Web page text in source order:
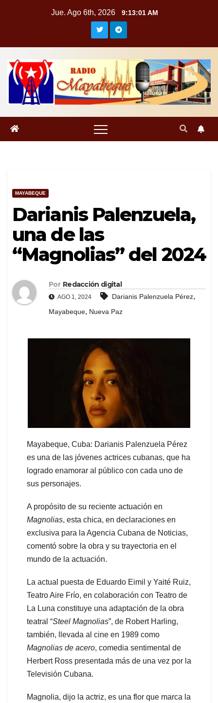
Jue. Ago 6th, 2026 9:13:02 AM
MAYABEQUE
Darianis Palenzuela,
una de las
“Magnolias” del 2024
Por Redacción digital
AGO 1, 2024 Darianis Palenzuela Pérez,
Mayabeque, Nueva Paz
Mayabeque, Cuba: Darianis Palenzuela Pérez
es una de las jóvenes actrices cubanas, que ha
logrado enamorar al público con cada uno de
sus personajes.
A propósito de su reciente actuación en
Magnolias, esta chica, en declaraciones en
exclusiva para la Agencia Cubana de Noticias,
comentó sobre la obra y su trayectoria en el
mundo de la actuación.
La actual puesta de Eduardo Eimil y Yaité Ruiz,
Teatro Aire Frío, en colaboración con Teatro de
La Luna constituye una adaptación de la obra
teatral “Steel Magnolias”, de Robert Harling,
también, llevada al cine en 1989 como
Magnolias de acero, comedia sentimental de
Herbert Ross presentada más de una vez por la
Televisión Cubana.
Magnolia, dijo la actriz, es una flor que marca la